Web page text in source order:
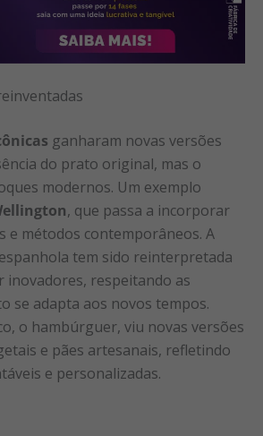
ganharam novas versões
do prato original, mas o
modernos. Um exemplo
, que passa a incorporar
e métodos contemporâneos. A
tem sido reinterpretada
inovadores, respeitando as
se adapta aos novos tempos.
o hambúrguer, viu novas versões
e pães artesanais, refletindo
e personalizadas.